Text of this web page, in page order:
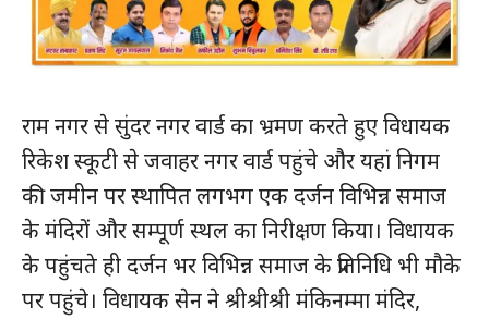
राम नगर से सुंदर नगर वार्ड का भ्रमण करते हुए विधायक
रिकेश स्कूटी से जवाहर नगर वार्ड पहुंचे और यहां निगम
की जमीन पर स्थापित लगभग एक दर्जन विभिन्न समाज
के मंदिरों और सम्पूर्ण स्थल का निरीक्षण किया। विधायक
के पहुंचते ही दर्जन भर विभिन्न समाज के प्रतिनिधि भी मौके
पर पहुंचे। विधायक सेन ने श्रीश्रीश्री मंकिनम्मा मंदिर,